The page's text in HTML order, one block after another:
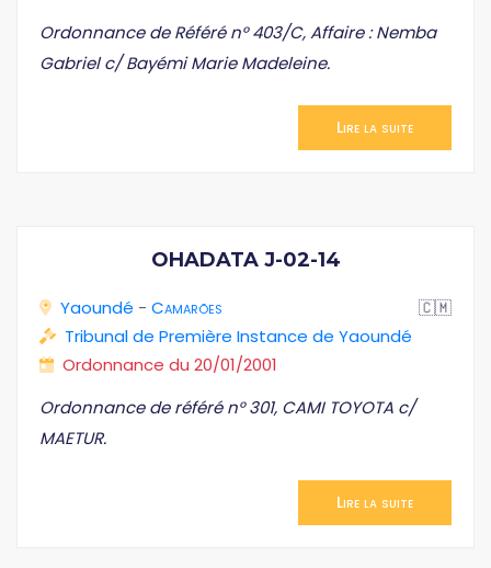
Ordonnance de Référé n° 403/C, Affaire : Nemba
Gabriel c/ Bayémi Marie Madeleine.
Lire la suite
OHADATA J-02-14
Yaoundé - Camarões
🇨🇲
Tribunal de Première Instance de Yaoundé
Ordonnance du 20/01/2001
Ordonnance de référé n° 301, CAMI TOYOTA c/
MAETUR.
Lire la suite